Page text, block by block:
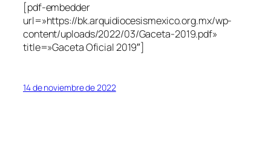
[pdf-embedder
url=»https://bk.arquidiocesismexico.org.mx/wp-
content/uploads/2022/03/Gaceta-2019.pdf»
title=»Gaceta Oficial 2019″]
14 de noviembre de 2022